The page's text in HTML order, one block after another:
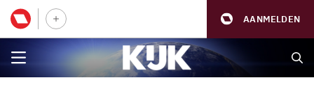
AANMELDEN